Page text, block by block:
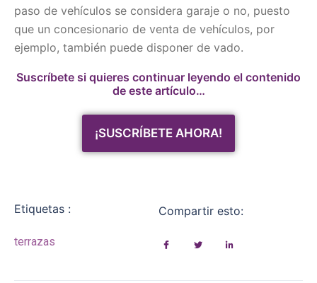
paso de vehículos se considera garaje o no, puesto
que un concesionario de venta de vehículos, por
ejemplo, también puede disponer de vado.
Suscríbete si quieres continuar leyendo el contenido
de este artículo…
¡SUSCRÍBETE AHORA!
Etiquetas :
terrazas
Compartir esto: